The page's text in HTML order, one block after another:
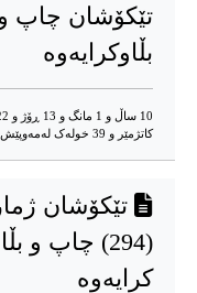
تێکۆشان چاپ
بڵاوکرایەوە
10 ساڵ و 1
کاتژمێر و 39 خوله‌ک له‌مه‌وپێش‌
تێکۆشان
(294) چاپ و
کرایەوە